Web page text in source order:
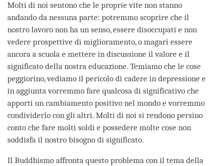
Molti di noi sentono che le proprie vite non stanno
andando da nessuna parte: potremmo scoprire che il
nostro lavoro non ha un senso, essere disoccupati e non
vedere prospettive di miglioramento, o magari essere
ancora a scuola e mettere in discussione il valore e il
significato della nostra educazione. Temiamo che le cose
peggiorino, vediamo il pericolo di cadere in depressione e
in aggiunta vorremmo fare qualcosa di significativo che
apporti un cambiamento positivo nel mondo e vorremmo
condividerlo con gli altri. Molti di noi si rendono persino
conto che fare molti soldi e possedere molte cose non
soddisfa il nostro bisogno di significato.
Il Buddhismo affronta questo problema con il tema della